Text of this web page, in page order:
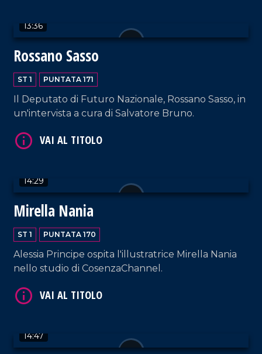
13:36
Rossano Sasso
ST 1 PUNTATA 171
Il Deputato di Futuro Nazionale, Rossano Sasso, in
un'intervista a cura di Salvatore Bruno.
14:29
Mirella Nania
ST 1 PUNTATA 170
Alessia Principe ospita l'illustratrice Mirella Nania
nello studio di CosenzaChannel.
14:47
VAI AL TITOLO
VAI AL TITOLO